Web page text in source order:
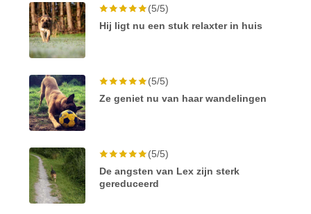
(5/5)
Hij ligt nu een stuk relaxter in huis
(5/5)
Ze geniet nu van haar wandelingen
(5/5)
De angsten van Lex zijn sterk
gereduceerd